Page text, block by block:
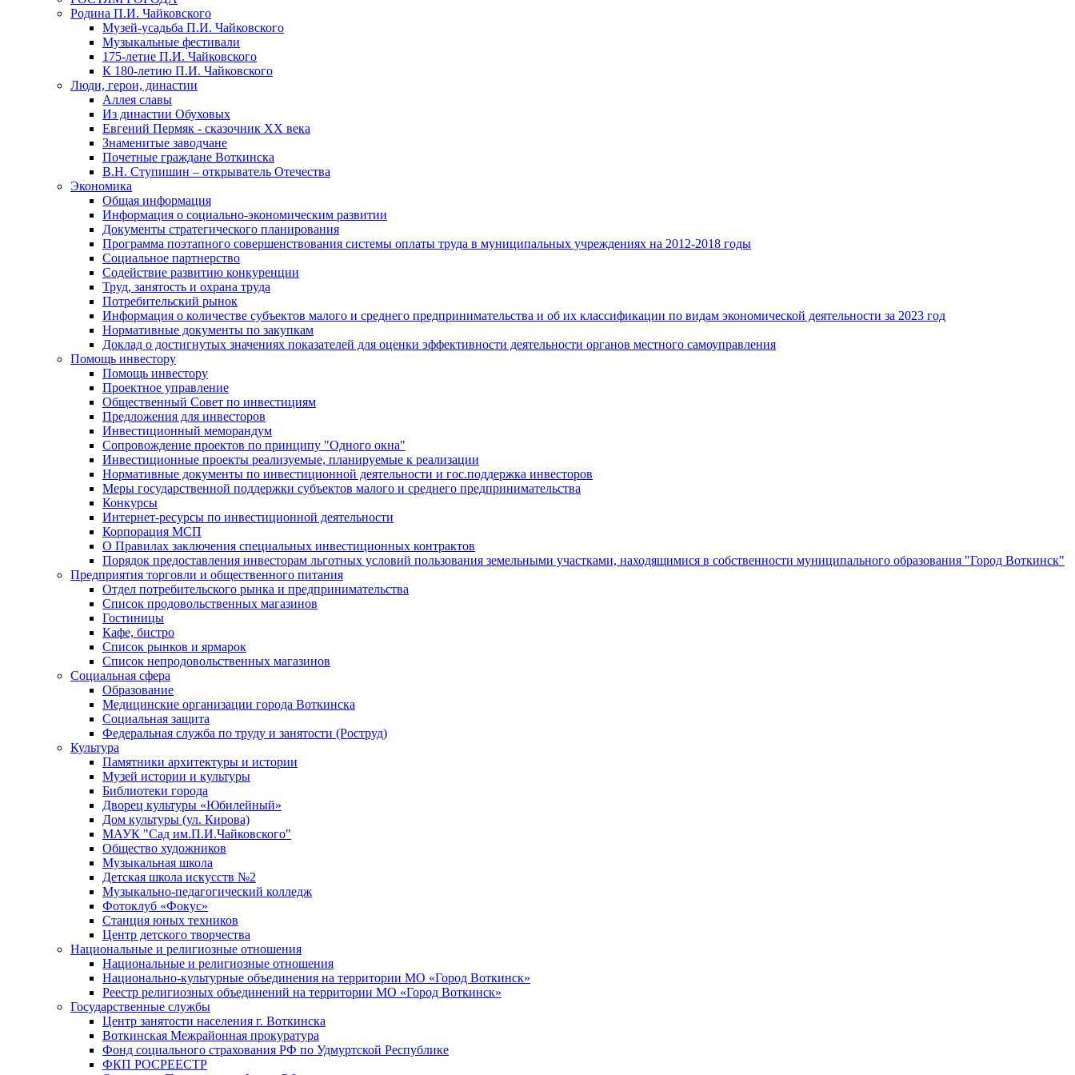
Родина П.И. Чайковского
Музей-усадьба П.И. Чайковского
Музыкальные фестивали
175-летие П.И. Чайковского
К 180-летию П.И. Чайковского
Люди, герои, династии
Аллея славы
Из династии Обуховых
Евгений Пермяк - сказочник XX века
Знаменитые заводчане
Почетные граждане Воткинска
В.Н. Ступишин – открыватель Отечества
Экономика
Общая информация
Информация о социально-экономическим развитии
Документы стратегического планирования
Программа поэтапного совершенствования системы оплаты труда в муниципальных учреждениях на 2012-2018 годы
Социальное партнерство
Содействие развитию конкуренции
Труд, занятость и охрана труда
Потребительский рынок
Информация о количестве субъектов малого и среднего предпринимательства и об их классификации по видам экономической деятельности за 2023 год
Нормативные документы по закупкам
Доклад о достигнутых значениях показателей для оценки эффективности деятельности органов местного самоуправления
Помощь инвестору
Помощь инвестору
Проектное управление
Общественный Совет по инвестициям
Предложения для инвесторов
Инвестиционный меморандум
Сопровождение проектов по принципу "Oдного окна"
Инвестиционные проекты реализуемые, планируемые к реализации
Нормативные документы по инвестиционной деятельности и гос.поддержка инвесторов
Меры государственной поддержки субъектов малого и среднего предпринимательства
Конкурсы
Интернет-ресурсы по инвестиционной деятельности
Корпорация МСП
О Правилах заключения специальных инвестиционных контрактов
Порядок предоставления инвесторам льготных условий пользования земельными участками, находящимися в собственности муниципального образования "Город Воткинск"
Предприятия торговли и общественного питания
Отдел потребительского рынка и предпринимательства
Список продовольственных магазинов
Гостиницы
Кафе, бистро
Cписок рынков и ярмарок
Список непродовольственных магазинов
Социальная сфера
Образование
Медицинские организации города Воткинска
Социальная защита
Федеральная служба по труду и занятости (Роструд)
Культура
Памятники архитектуры и истории
Музей истории и культуры
Библиотеки города
Дворец культуры «Юбилейный»
Дом культуры (ул. Кирова)
МАУК "Сад им.П.И.Чайковского"
Общество художников
Музыкальная школа
Детская школа искусств №2
Музыкально-педагогический колледж
Фотоклуб «Фокус»
Станция юных техников
Центр детского творчества
Национальные и религиозные отношения
Национальные и религиозные отношения
Национально-культурные объединения на территории МО «Город Воткинск»
Реестр религиозных объединений на территории МО «Город Воткинск»
Государственные службы
Центр занятости населения г. Воткинска
Воткинская Межрайонная прокуратура
Фонд социального страхования РФ по Удмуртской Республике
ФКП РОСРЕЕСТР